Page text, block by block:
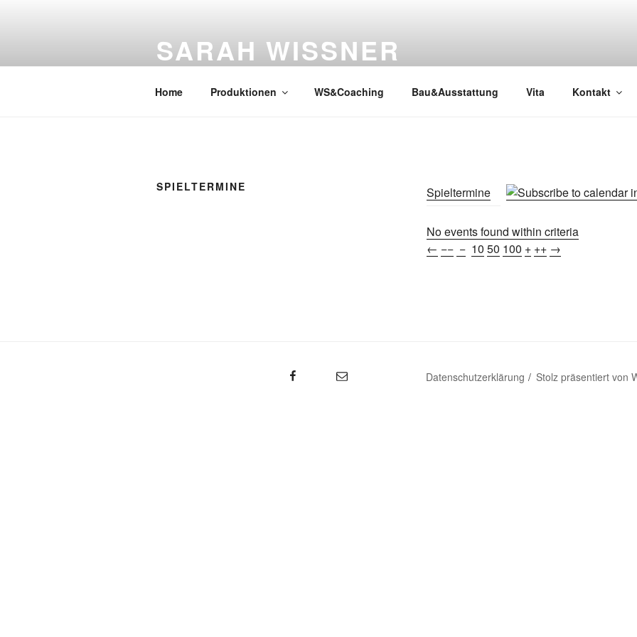
SARAH WISSNER
Home Produktionen WS&Coaching Bau&Ausstattung Vita Kontakt
SPIELTERMINE Spieltermine
No events found within criteria
← −− − 10 50 100 + ++ →
emal Datenschutzerklärung Stolz präsentiert von